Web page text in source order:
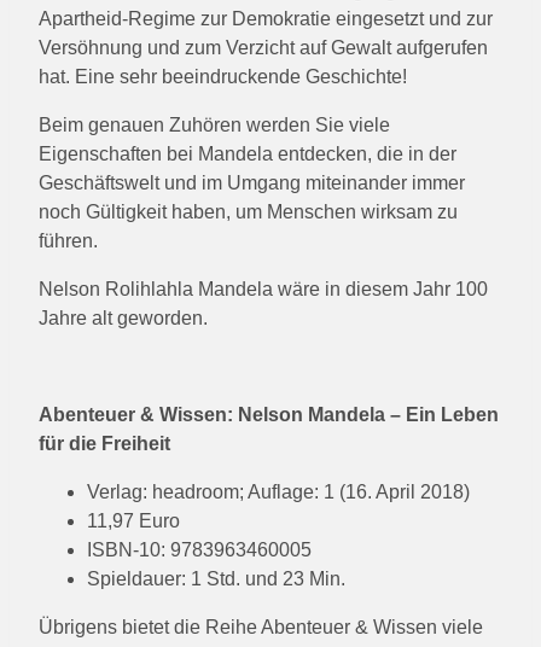
Apartheid-Regime zur Demokratie eingesetzt und zur
Versöhnung und zum Verzicht auf Gewalt aufgerufen
hat. Eine sehr beeindruckende Geschichte!
Beim genauen Zuhören werden Sie viele
Eigenschaften bei Mandela entdecken, die in der
Geschäftswelt und im Umgang miteinander immer
noch Gültigkeit haben, um Menschen wirksam zu
führen.
Nelson Rolihlahla Mandela wäre in diesem Jahr 100
Jahre alt geworden.
Abenteuer & Wissen: Nelson Mandela – Ein Leben
für die Freiheit
Verlag: headroom; Auflage: 1 (16. April 2018)
11,97 Euro
ISBN-10: 9783963460005
Spieldauer: 1 Std. und 23 Min.
Übrigens bietet die Reihe Abenteuer & Wissen viele